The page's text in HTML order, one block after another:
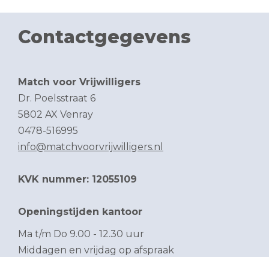
Contactgegevens
Match voor Vrijwilligers
Dr. Poelsstraat 6
5802 AX Venray
0478-516995
info@matchvoorvrijwilligers.nl
KVK nummer: 12055109
Openingstijden kantoor
Ma t/m Do 9.00 - 12.30 uur
Middagen en vrijdag op afspraak